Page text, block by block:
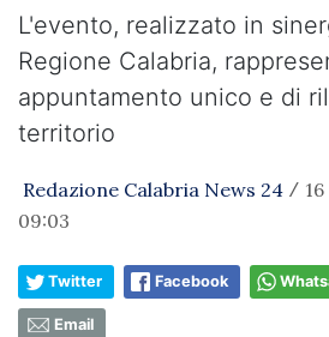
L'evento, realizzato in
Regione Calabria,
appuntamento unico e di
territorio
Redazione Calabria News 24 /
09:03
Twitter Facebook
Email